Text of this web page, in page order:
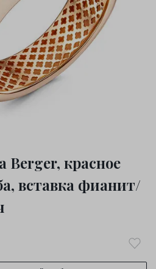
Berger, красное
вставка фианит/